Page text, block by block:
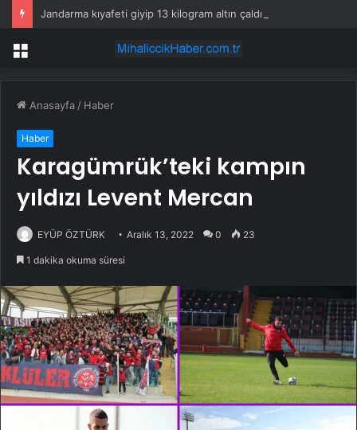
Menü
Anasayfa / Haber
Haber
Karagümrük’teki kampın
yıldızı Levent Mercan
EYÜP ÖZTÜRK Aralık 13, 2022 0 23
1 dakika okuma süresi